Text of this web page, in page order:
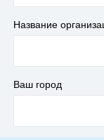
Название
Ваш город